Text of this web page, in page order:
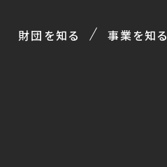
財団を知る 事業を知る